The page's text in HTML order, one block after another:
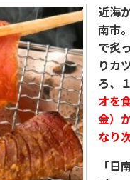
近海
南市。
で炙
りカ
ろ、
オを
金）
なり
「日